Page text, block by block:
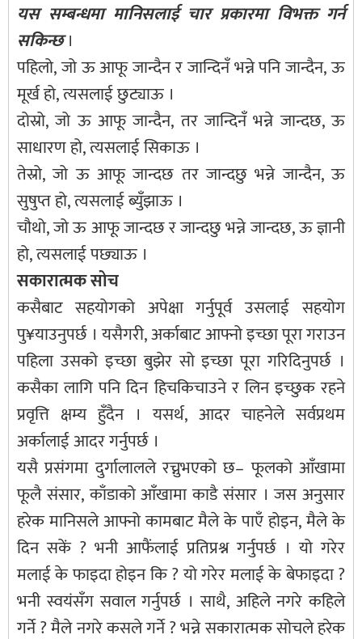
यस सम्बन्धमा मानिसलाई चार प्रकारमा विभक्त गर्न
सकिन्छ ।
पहिलो, जो ऊ आफू जान्दैन र जान्दिनँ भन्ने पनि जान्दैन, ऊ
मूर्ख हो, त्यसलाई छुट्याऊ ।
दोस्रो, जो ऊ आफू जान्दैन, तर जान्दिनँ भन्ने जान्दछ, ऊ
साधारण हो, त्यसलाई सिकाऊ ।
तेस्रो, जो ऊ आफू जान्दछ तर जान्दछु भन्ने जान्दैन, ऊ
सुषुप्त हो, त्यसलाई ब्युँझाऊ ।
चौथो, जो ऊ आफू जान्दछ र जान्दछु भन्ने जान्दछ, ऊ ज्ञानी
हो, त्यसलाई पछ्याऊ ।
सकारात्मक सोच
कसैबाट सहयोगको अपेक्षा गर्नुपूर्व उसलाई सहयोग
पु¥याउनुपर्छ । यसैगरी, अर्काबाट आफ्नो इच्छा पूरा गराउन
पहिला उसको इच्छा बुझेर सो इच्छा पूरा गरिदिनुपर्छ ।
कसैका लागि पनि दिन हिचकिचाउने र लिन इच्छुक रहने
प्रवृत्ति क्षम्य हुँदैन । यसर्थ, आदर चाहनेले सर्वप्रथम
अर्कालाई आदर गर्नुपर्छ ।
यसै प्रसंगमा दुर्गालालले रच्नुभएको छ– फूलको आँखामा
फूलै संसार, काँडाको आँखामा काडै संसार । जस अनुसार
हरेक मानिसले आफ्नो कामबाट मैले के पाएँ होइन, मैले के
दिन सकें ? भनी आफैंलाई प्रतिप्रश्न गर्नुपर्छ । यो गरेर
मलाई के फाइदा होइन कि ? यो गरेर मलाई के बेफाइदा ?
भनी स्वयंसँग सवाल गर्नुपर्छ । साथै, अहिले नगरे कहिले
गर्ने ? मैले नगरे कसले गर्ने ? भन्ने सकारात्मक सोचले हरेक